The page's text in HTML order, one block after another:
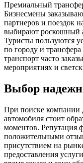
Премиальный
Бизнесмены
партнеров и поездок
выбирают роскошный
Туристы пользуются
по городу и
транспорт часто
мероприятиях и
Выбор
При поиске компании
автомобиля стоит
моментов. Репутация
положительными
присутствием на
предоставления